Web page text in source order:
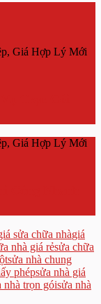
sửa chữa nhàgiá
nhà giá rẻsửa chữa
sửa nhà chung
phépsửa nhà giá
nhà trọn góisửa nhà